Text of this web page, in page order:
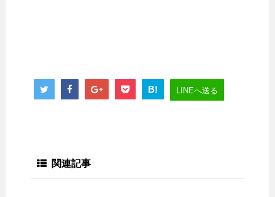
B! LINEへ送る
関連記事